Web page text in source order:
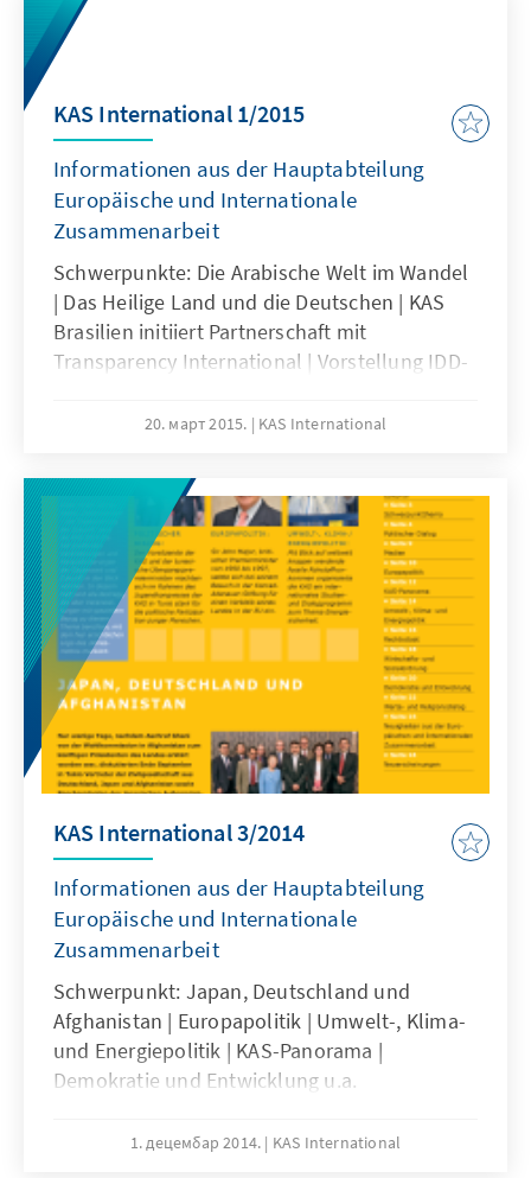
KAS International 1/2015
Informationen aus der Hauptabteilung
Europäische und Internationale
Zusammenarbeit
Schwerpunkte: Die Arabische Welt im Wandel
| Das Heilige Land und die Deutschen | KAS
Brasilien initiiert Partnerschaft mit
Transparency International | Vorstellung IDD-
20. март 2015. KAS International
KAS International 3/2014
Informationen aus der Hauptabteilung
Europäische und Internationale
Zusammenarbeit
Schwerpunkt: Japan, Deutschland und
Afghanistan | Europapolitik | Umwelt-, Klima-
und Energiepolitik | KAS-Panorama |
Demokratie und Entwicklung u.a.
1. децембар 2014. KAS International